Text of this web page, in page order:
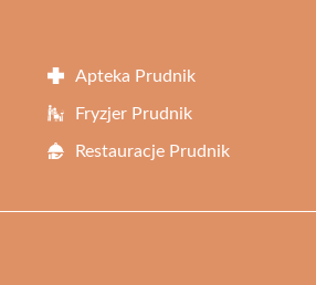
Apteka Prudnik
Fryzjer Prudnik
Restauracje Prudnik